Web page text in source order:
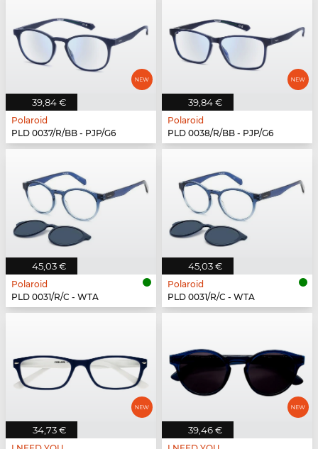
39,84 €
Polaroid
PLD 0037/R/BB - PJP/G6
39,84 €
Polaroid
PLD 0038/R/BB - PJP/G6
45,03 €
Polaroid
PLD 0031/R/C - WTA
45,03 €
Polaroid
PLD 0031/R/C - WTA
34,73 € 39,46 €